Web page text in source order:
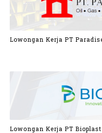
Lowongan Kerja PT
Lowongan Kerja PT